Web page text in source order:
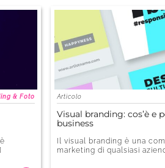
& Foto Articolo
Visual branding: cos’è e
business
Il visual branding è una
marketing di qualsiasi